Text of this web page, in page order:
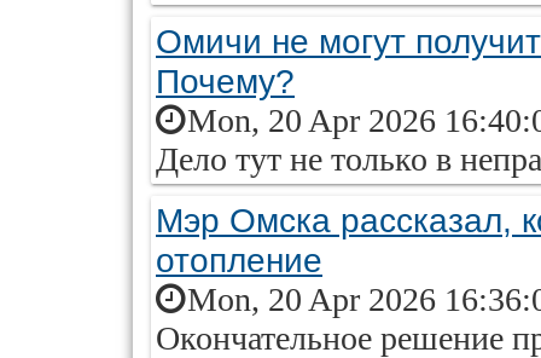
Омичи не могут
Почему?
Mon, 20 Apr 2026
Дело тут не только в
Мэр Омска рассказал,
отопление
Mon, 20 Apr 2026
Окончательное решение